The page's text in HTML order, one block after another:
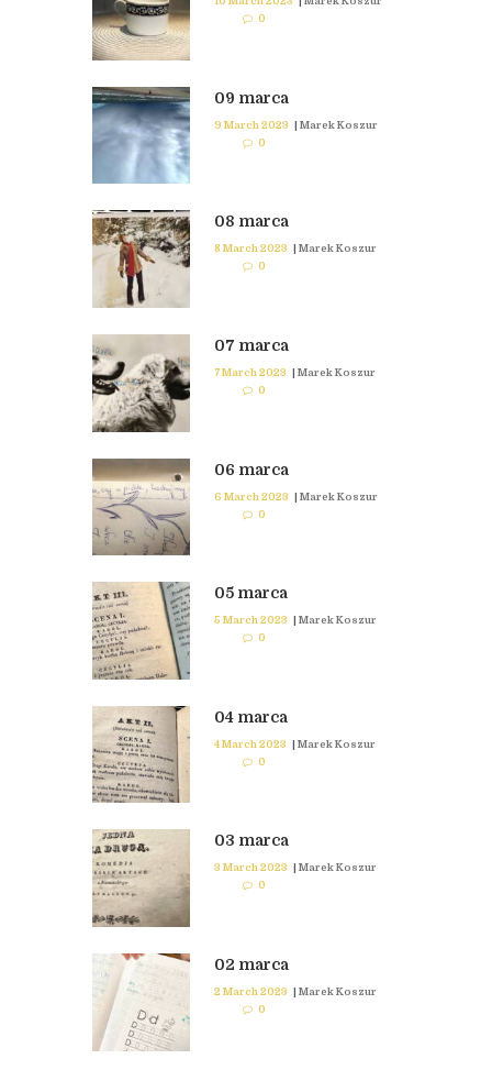
0
09 marca
9 March 2023 | Marek Koszur
0
08 marca
8 March 2023 | Marek Koszur
0
07 marca
7 March 2023 | Marek Koszur
0
06 marca
6 March 2023 | Marek Koszur
0
05 marca
5 March 2023 | Marek Koszur
0
04 marca
4 March 2023 | Marek Koszur
0
03 marca
3 March 2023
Marek Koszur
0
02 marca
2 March 2023 | Marek Koszur
0